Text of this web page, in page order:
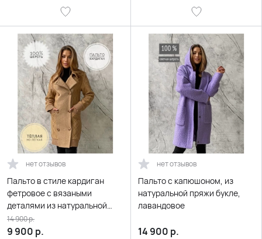
нет отзывов
Пальто в стиле кардиган
фетровое с вязаными
деталями из натуральной
шерсти карамельного цвета
9 900 р.
14 900р.
нет отзывов
Пальто с капюшоном, из
натуральной пряжи букле,
лавандовое
14 900 р.